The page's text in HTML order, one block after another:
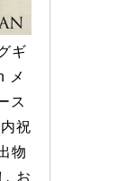
ギ
メ
ス
祝
物
お